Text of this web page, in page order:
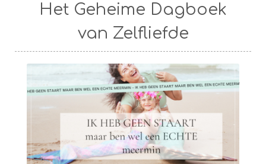
Het Geheime Dagboek
van Zelfliefde